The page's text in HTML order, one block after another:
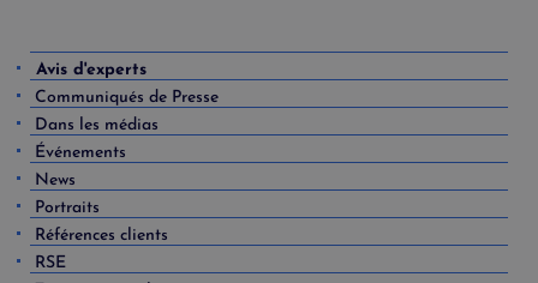
Avis d'experts
Communiqués de Presse
Dans les médias
Événements
News
Portraits
Références clients
RSE